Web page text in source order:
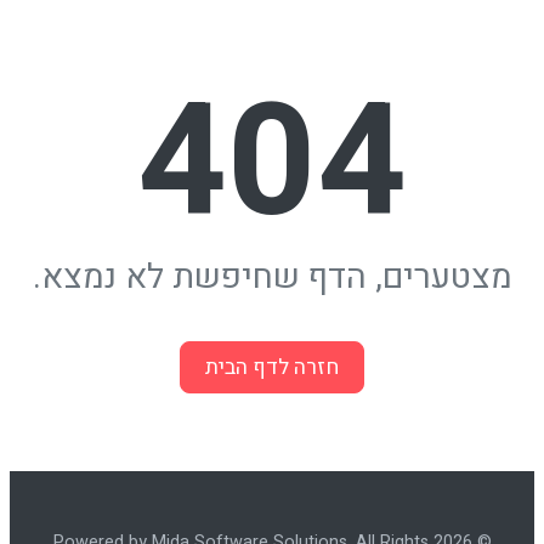
404
מצטערים, הדף שחיפשת לא נמצא.
חזרה לדף הבית